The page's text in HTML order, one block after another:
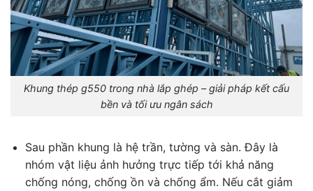
Khung thép g550 trong nhà lắp ghép – giải pháp kết cấu
bền và tối ưu ngân sách
Sau phần khung là hệ trần, tường và sàn. Đây là
nhóm vật liệu ảnh hưởng trực tiếp tới khả năng
chống nóng, chống ồn và chống ẩm. Nếu cắt giảm